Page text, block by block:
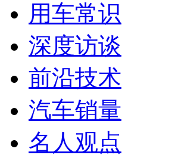
用车常识
深度访谈
前沿技术
汽车销量
名人观点